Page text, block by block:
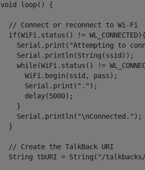
void loop() {
  // Connect or reconnect to Wi-Fi
  if(WiFi.status() != WL_CONNECTED){
Serial.print("Attempting to
    Serial.println(String(ssid));
while(WiFi.status() !=
      WiFi.begin(ssid, pass);
      Serial.print(".");
      delay(5000);
    }
    Serial.println("\nConnected.");
  }
  // Create the TalkBack URI
String tbURI = String("/